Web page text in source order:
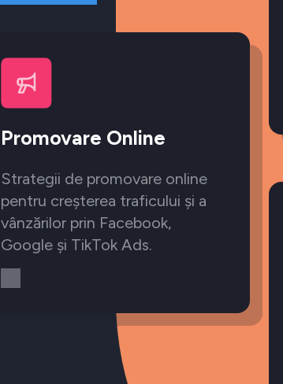
Promovare Online
Strategii de promovare online
pentru creșterea traficului și a
vânzărilor prin Facebook,
Google și TikTok Ads.